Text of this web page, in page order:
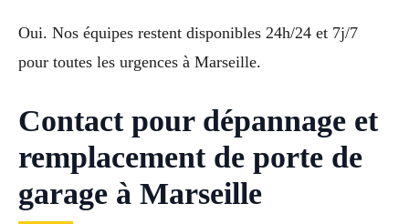
Oui. Nos équipes restent disponibles 24h/24 et 7j/7
pour toutes les urgences à Marseille.
Contact pour dépannage et
remplacement de porte de
garage à Marseille